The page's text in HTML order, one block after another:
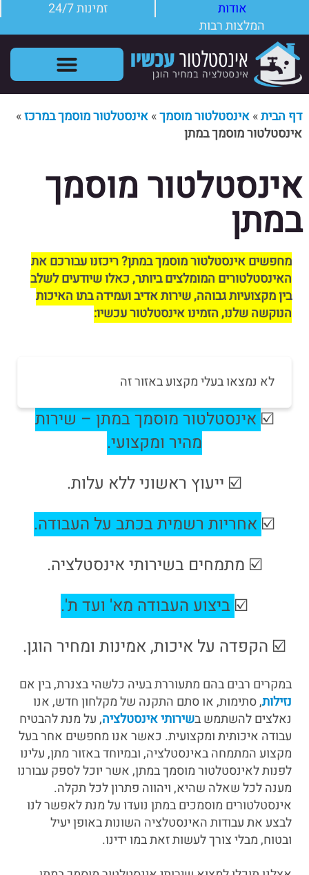
אודות
זמינות 24/7
המלצות רבות
דף הבית»אינסטלטור מוסמך»אינסטלטור מוסמך במרכז»
אינסטלטור מוסמך במתן
אינסטלטור מוסמך
במתן
מחפשים אינסטלטור מוסמך במתן? ריכזנו עבורכם את
האינסטלטורים המומלצים ביותר, כאלו שיודעים לשלב
בין מקצועיות גבוהה, שירות אדיב ועמידה בתו האיכות
הנוקשה שלנו, הזמינו אינסטלטור עכשיו:
לא נמצאו בעלי מקצוע באזור זה
☑️ אינסטלטור מוסמך במתן – שירות
מהיר ומקצועי.
☑️ ייעוץ ראשוני ללא עלות.
☑️ אחריות רשמית בכתב על העבודה.
☑️ מתמחים בשירותי אינסטלציה.
☑️ ביצוע העבודה מא' ועד ת'.
☑️ הקפדה על איכות, אמינות ומחיר הוגן.
במקרים רבים בהם מתעוררת בעיה כלשהי בצנרת, בין אם
נזילות, סתימות, או סתם התקנה של מקלחון חדש, אנו
נאלצים להשתמש בשירותי אינסטלציה, על מנת להבטיח
עבודה איכותית ומקצועית. כאשר אנו מחפשים אחר בעל
מקצוע המתמחה באינסטלציה, ובמיוחד באזור מתן, עלינו
לפנות לאינסטלטור מוסמך במתן, אשר יוכל לספק עבורנו
מענה לכל שאלה שהיא, ויהווה פתרון לכל תקלה.
אינסטלטורים מוסמכים במתן נועדו על מנת לאפשר לנו
לבצע את עבודות האינסטלציה השונות באופן יעיל
ובטוח, מבלי צורך לעשות זאת במו ידינו.